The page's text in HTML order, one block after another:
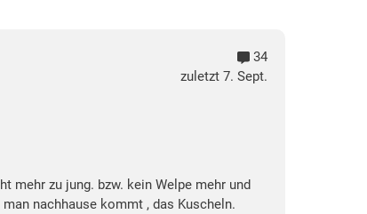
34
zuletzt 7. Sept.
mehr zu jung. bzw. kein Welpe mehr und
nachhause kommt , das Kuscheln.